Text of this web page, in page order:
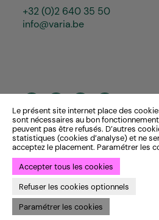
Le présent site internet place des
sont nécessaires au bon
peuvent pas être refusés. D’autres
statistiques (cookies d’analyse) et ne
acceptez le placement. Paramétrer les
Accepter tous les cookies
Refuser les cookies optionnels
Paramétrer les cookies
+32 (0)2 640 35 50
info@varia.be